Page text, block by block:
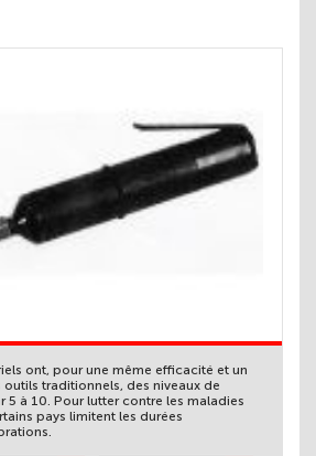
ont, pour une même efficacité et un
traditionnels, des niveaux de
5 à 10. Pour lutter contre les maladies
pays limitent les durées